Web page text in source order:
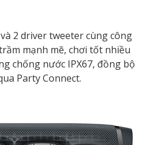
2 driver tweeter cùng công
mạnh mẽ, chơi tốt nhiều
chống nước IPX67, đồng bộ
Party Connect.